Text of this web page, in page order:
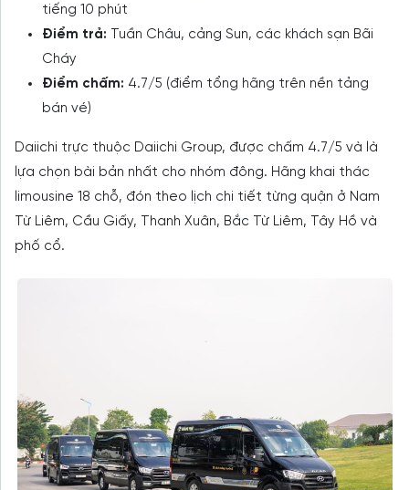
tiếng 10 phút
Điểm trả: Tuần Châu, cảng Sun, các khách sạn Bãi
Cháy
Điểm chấm: 4.7/5 (điểm tổng hãng trên nền tảng
bán vé)
Daiichi trực thuộc Daiichi Group, được chấm 4.7/5 và là
lựa chọn bài bản nhất cho nhóm đông. Hãng khai thác
limousine 18 chỗ, đón theo lịch chi tiết từng quận ở Nam
Từ Liêm, Cầu Giấy, Thanh Xuân, Bắc Từ Liêm, Tây Hồ và
phố cổ.